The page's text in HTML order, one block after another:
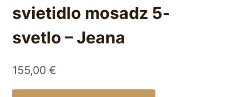
svietidlo mosadz 5-
svetlo – Jeana
155,00 €